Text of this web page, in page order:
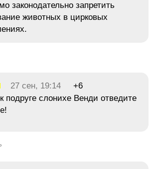
законодательно запретить
животных в цирковых
27 сен, 19:14
+6
подруге слонихе Венди отведите